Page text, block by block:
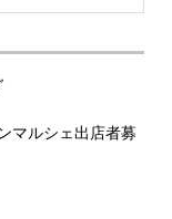
マルシェ出店者募